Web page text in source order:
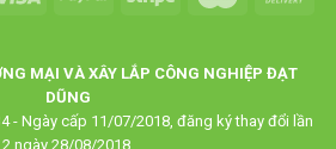
MẠI VÀ XÂY LẮP CÔNG NGHIỆP ĐẠT
DŨNG
- Ngày cấp 11/07/2018, đăng ký thay đổi lần
2 ngày 28/08/2018.